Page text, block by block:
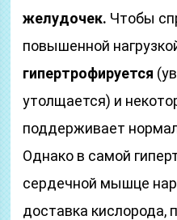
желудочек. Чтобы
повышенной
гипертрофируется
утолщается) и
поддерживает
Однако в самой
сердечной мышце
доставка кислорода,